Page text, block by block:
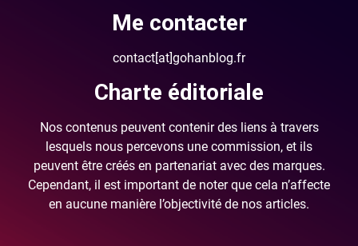
Me contacter
contact[at]gohanblog.fr
Charte éditoriale
Nos contenus peuvent contenir des liens à travers
lesquels nous percevons une commission, et ils
peuvent être créés en partenariat avec des marques.
Cependant, il est important de noter que cela n’affecte
en aucune manière l’objectivité de nos articles.